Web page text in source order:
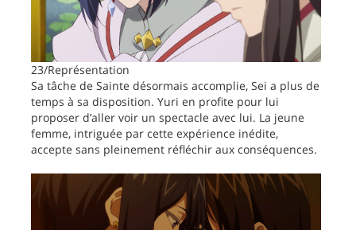
23/Représentation
Sa tâche de Sainte désormais accomplie, Sei a plus de
temps à sa disposition. Yuri en profite pour lui
proposer d’aller voir un spectacle avec lui. La jeune
femme, intriguée par cette expérience inédite,
accepte sans pleinement réfléchir aux conséquences.